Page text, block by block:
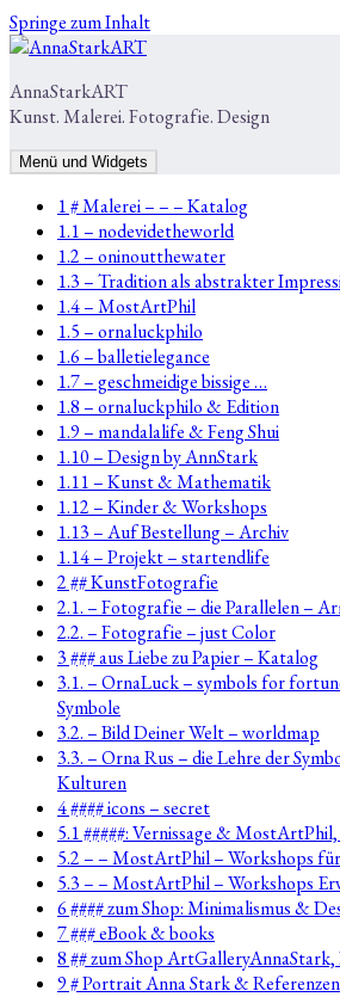
Springe zum Inhalt
AnnaStarkART
Kunst. Malerei. Fotografie. Design
Menü und Widgets
1 # Malerei – – – Katalog
1.1 – nodevidetheworld
1.2 – oninoutthewater
1.3 – Tradition als abstrakter
1.4 – MostArtPhil
1.5 – ornaluckphilo
1.6 – balletielegance
1.7 – geschmeidige bissige …
1.8 – ornaluckphilo & Edition
1.9 – mandalalife & Feng Shui
1.10 – Design by AnnStark
1.11 – Kunst & Mathematik
1.12 – Kinder & Workshops
1.13 – Auf Bestellung – Archiv
1.14 – Projekt – startendlife
2 ## KunstFotografie
2.1. – Fotografie – die Parallelen –
2.2. – Fotografie – just Color
3 ### aus Liebe zu Papier – Katalog
3.1. – OrnaLuck – symbols for
Symbole
3.2. – Bild Deiner Welt – worldmap
3.3. – Orna Rus – die Lehre der
Kulturen
4 #### icons – secret
5.1 #####: Vernissage &
5.2 – – MostArtPhil – Workshops
5.3 – – MostArtPhil – Workshops
6 #### zum Shop: Minimalismus &
7 ### eBook & books
8 ## zum Shop
9 # Portrait Anna Stark & Referenzen